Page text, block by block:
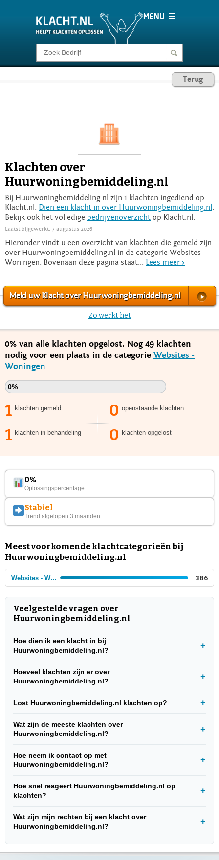
Klacht melden
Login
Terug
Klachten over
Huurwoningbemiddeling.nl
Bij Huurwoningbemiddeling.nl zijn 1 klachten ingediend op
Klacht.nl. Dien een klacht in over Huurwoningbemiddeling.nl
Bekijk ook het volledige bedrijvenoverzicht op Klacht.nl.
Laatst bijgewerkt: 7 augustus 2026
Hieronder vindt u een overzicht van klachten die gemeld zijn
over Huurwoningbemiddeling.nl in de categorie Websites -
Woningen. Bovenaan deze pagina staat... Lees meer >
Meld uw Klacht over Huurwoningbemiddeling.nl
Zo werkt het
0% van alle klachten opgelost. Nog 49 klachten
nodig voor een plaats in de categorie Websites -
Woningen
0%
1 klachten gemeld 0 openstaande klachten
1 klachten in behandeling 0 klachten opgelost
0%
Oplossingspercentage
Stabiel
Trend afgelopen 3 maanden
Meest voorkomende klachtcategorieën bij
Huurwoningbemiddeling.nl
Websites - Woningen 386
Veelgestelde vragen over
Huurwoningbemiddeling.nl
Hoe dien ik een klacht in bij
Huurwoningbemiddeling.nl?
Hoeveel klachten zijn er over
Huurwoningbemiddeling.nl?
Lost Huurwoningbemiddeling.nl klachten op?
Wat zijn de meeste klachten over
Huurwoningbemiddeling.nl?
Hoe neem ik contact op met
Huurwoningbemiddeling.nl?
Hoe snel reageert Huurwoningbemiddeling.nl op
klachten?
Wat zijn mijn rechten bij een klacht over
Huurwoningbemiddeling.nl?